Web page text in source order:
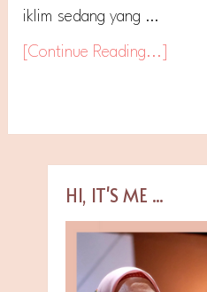
iklim sedang yang …
[Continue Reading...]
HI, IT'S ME ...